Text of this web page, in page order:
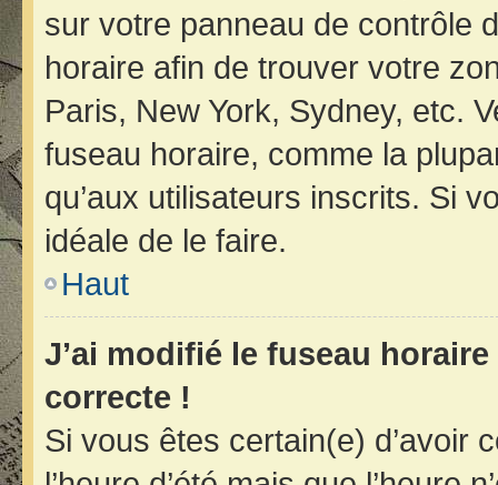
sur votre panneau de contrôle
horaire afin de trouver votre
Paris, New York, Sydney, etc.
fuseau horaire, comme la
qu’aux utilisateurs inscrits. Si
idéale de le faire.
Haut
J’ai modifié le fuseau
correcte !
Si vous êtes certain(e) d’avoir